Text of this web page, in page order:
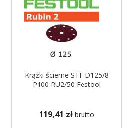
Krążki ścierne STF D125/8
P100 RU2/50 Festool
119,41 zł brutto